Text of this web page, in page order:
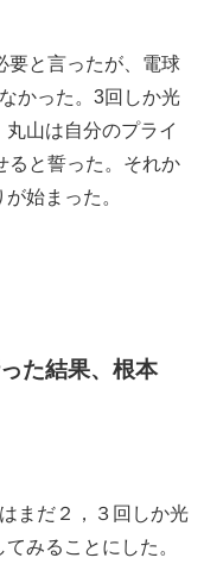
要と言ったが、電球
かった。3回しか光
山は自分のプライ
ると誓った。それか
始まった。
た結果、根本
まだ２，３回しか光
みることにした。